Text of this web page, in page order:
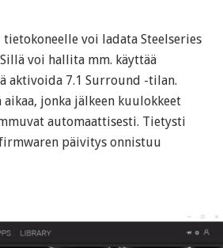
voi ladata Steelseries
voi hallita mm. käyttää
aktivoida 7.1 Surround -tilan.
aikaa, jonka jälkeen kuulokkeet
automaattisesti. Tietysti
päivitys onnistuu